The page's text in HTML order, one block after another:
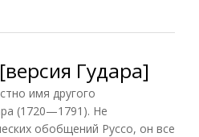
Гудара]
имя другого
(1720—1791). Не
обобщений Руссо, он все